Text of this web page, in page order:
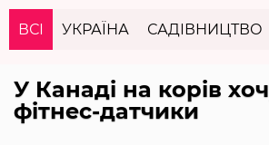
ВСІ УКРАЇНА САДІВНИЦТВО
У Канаді на корів
фітнес-датчики